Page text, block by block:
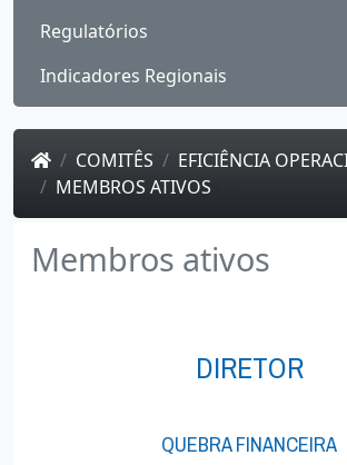
Regulatórios
Indicadores Regionais
COMITÊS
EFICIÊNCIA
MEMBROS ATIVOS
Membros ativos
DIRETOR
QUEBRA FINANCEIRA